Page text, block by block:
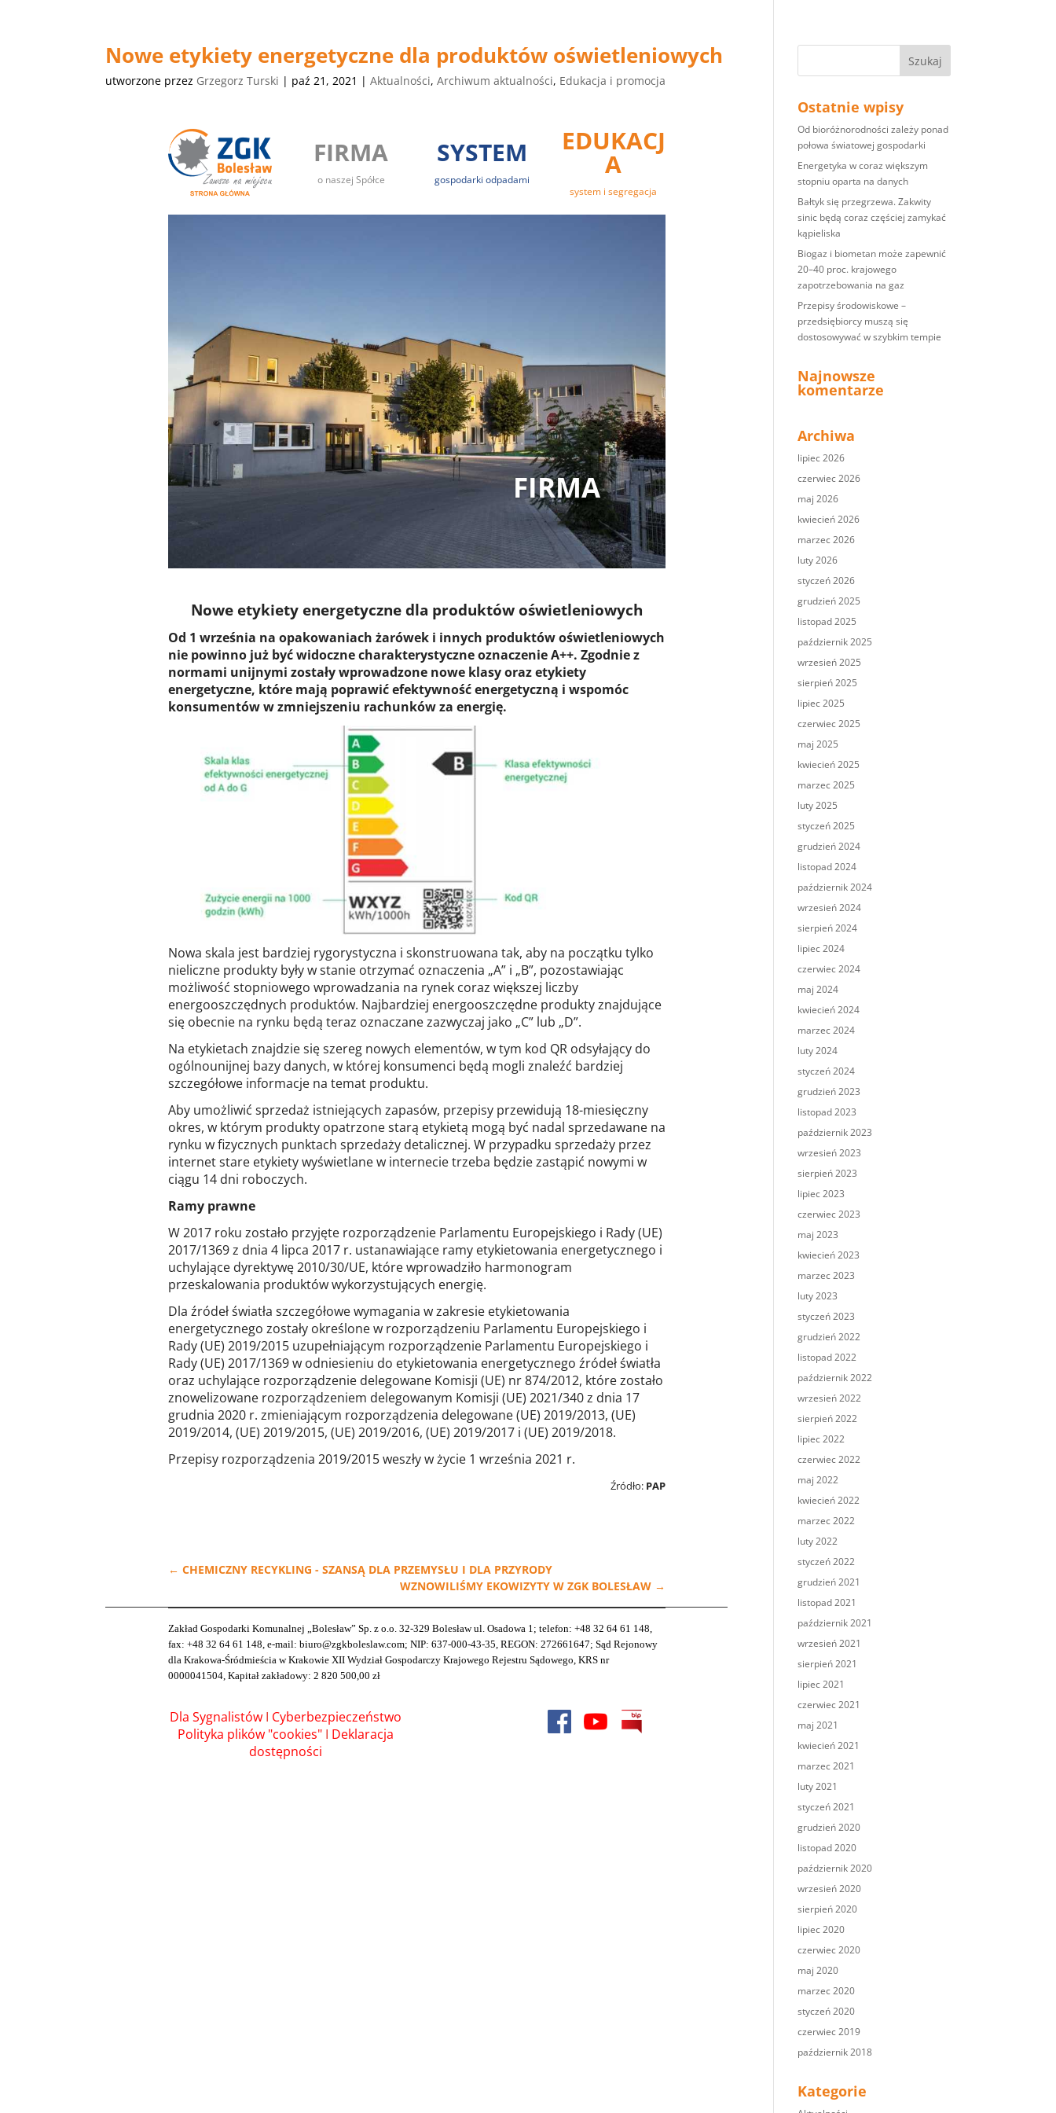
Nowe etykiety energetyczne dla produktów oświetleniowych
utworzone przez Grzegorz Turski | paź 21, 2021 |Aktualności,Archiwum aktualności, Edukacja i promocja
FIRMA
o naszej Spółce
SYSTEM
gospodarki odpadami
EDUKACJ
A
system i segregacja
FIRMA
Nowe etykiety energetyczne dla produktów oświetleniowych
Od 1 września na opakowaniach żarówek i innych produktów oświetleniowych
nie powinno już być widoczne charakterystyczne oznaczenie A++. Zgodnie z
normami unijnymi zostały wprowadzone nowe klasy oraz etykiety
energetyczne, które mają poprawić efektywność energetyczną i wspomóc
konsumentów w zmniejszeniu rachunków za energię.
Nowa skala jest bardziej rygorystyczna i skonstruowana tak, aby na początku tylko
nieliczne produkty były w stanie otrzymać oznaczenia „A” i „B”, pozostawiając
możliwość stopniowego wprowadzania na rynek coraz większej liczby
energooszczędnych produktów. Najbardziej energooszczędne produkty znajdujące
się obecnie na rynku będą teraz oznaczane zazwyczaj jako „C” lub „D”.
Na etykietach znajdzie się szereg nowych elementów, w tym kod QR odsyłający do
ogólnounijnej bazy danych, w której konsumenci będą mogli znaleźć bardziej
szczegółowe informacje na temat produktu.
Aby umożliwić sprzedaż istniejących zapasów, przepisy przewidują 18-miesięczny
okres, w którym produkty opatrzone starą etykietą mogą być nadal sprzedawane na
rynku w fizycznych punktach sprzedaży detalicznej. W przypadku sprzedaży przez
internet stare etykiety wyświetlane w internecie trzeba będzie zastąpić nowymi w
ciągu 14 dni roboczych.
Ramy prawne
W 2017 roku zostało przyjęte rozporządzenie Parlamentu Europejskiego i Rady (UE)
2017/1369 z dnia 4 lipca 2017 r. ustanawiające ramy etykietowania energetycznego i
uchylające dyrektywę 2010/30/UE, które wprowadziło harmonogram
przeskalowania produktów wykorzystujących energię.
Dla źródeł światła szczegółowe wymagania w zakresie etykietowania
energetycznego zostały określone w rozporządzeniu Parlamentu Europejskiego i
Rady (UE) 2019/2015 uzupełniającym rozporządzenie Parlamentu Europejskiego i
Rady (UE) 2017/1369 w odniesieniu do etykietowania energetycznego źródeł światła
oraz uchylające rozporządzenie delegowane Komisji (UE) nr 874/2012, które zostało
znowelizowane rozporządzeniem delegowanym Komisji (UE) 2021/340 z dnia 17
grudnia 2020 r. zmieniającym rozporządzenia delegowane (UE) 2019/2013, (UE)
2019/2014, (UE) 2019/2015, (UE) 2019/2016, (UE) 2019/2017 i (UE) 2019/2018.
Przepisy rozporządzenia 2019/2015 weszły w życie 1 września 2021 r.
Źródło: PAP
← CHEMICZNY RECYKLING - SZANSĄ DLA PRZEMYSŁU I DLA PRZYRODY
WZNOWILIŚMY EKOWIZYTY W ZGK BOLESŁAW→
Zakład Gospodarki Komunalnej „Bolesław” Sp. z o.o. 32-329 Bolesław ul. Osadowa 1; telefon: +48 32 64 61 148,
fax: +48 32 64 61 148, e-mail: biuro@zgkboleslaw.com; NIP: 637-000-43-35, REGON: 272661647; Sąd Rejonowy
dla Krakowa-Śródmieścia w Krakowie XII Wydział Gospodarczy Krajowego Rejestru Sądowego, KRS nr
0000041504, Kapitał zakładowy: 2 820 500,00 zł
Dla SygnalistówI Cyberbezpieczeństwo
Polityka plików "cookies"I Deklaracja
dostępności
Ostatnie wpisy
Od bioróżnorodności zależy ponad
połowa światowej gospodarki
Energetyka w coraz większym
stopniu oparta na danych
Bałtyk się przegrzewa. Zakwity
sinic będą coraz częściej zamykać
kąpieliska
Biogaz i biometan może zapewnić
20–40 proc. krajowego
zapotrzebowania na gaz
Przepisy środowiskowe –
przedsiębiorcy muszą się
dostosowywać w szybkim tempie
Najnowsze
komentarze
Archiwa
lipiec 2026
czerwiec 2026
maj 2026
kwiecień 2026
marzec 2026
luty 2026
styczeń 2026
grudzień 2025
listopad 2025
październik 2025
wrzesień 2025
sierpień 2025
lipiec 2025
czerwiec 2025
maj 2025
kwiecień 2025
marzec 2025
luty 2025
styczeń 2025
grudzień 2024
listopad 2024
październik 2024
wrzesień 2024
sierpień 2024
lipiec 2024
czerwiec 2024
maj 2024
kwiecień 2024
marzec 2024
luty 2024
styczeń 2024
grudzień 2023
listopad 2023
październik 2023
wrzesień 2023
sierpień 2023
lipiec 2023
czerwiec 2023
maj 2023
kwiecień 2023
marzec 2023
luty 2023
styczeń 2023
grudzień 2022
listopad 2022
październik 2022
wrzesień 2022
sierpień 2022
lipiec 2022
czerwiec 2022
maj 2022
kwiecień 2022
marzec 2022
luty 2022
styczeń 2022
grudzień 2021
listopad 2021
październik 2021
wrzesień 2021
sierpień 2021
lipiec 2021
czerwiec 2021
maj 2021
kwiecień 2021
marzec 2021
luty 2021
styczeń 2021
grudzień 2020
listopad 2020
październik 2020
wrzesień 2020
sierpień 2020
lipiec 2020
czerwiec 2020
maj 2020
marzec 2020
styczeń 2020
czerwiec 2019
październik 2018
Kategorie